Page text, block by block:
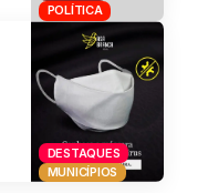
POLÍTICA
DESTAQUES
MUNICÍPIOS